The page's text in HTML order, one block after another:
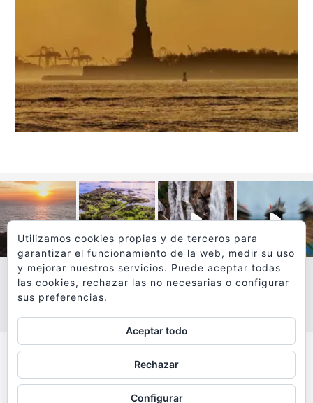
VER MÁS
Todos los textos y fotografías de
www.viajesyfotografia.comson propiedad de su autor
Utilizamos cookies propias y de terceros para
garantizar el funcionamiento de la web, medir su uso
y mejorar nuestros servicios. Puede aceptar todas
las cookies, rechazar las no necesarias o configurar
sus preferencias.
Aceptar todo
Rechazar
Configurar